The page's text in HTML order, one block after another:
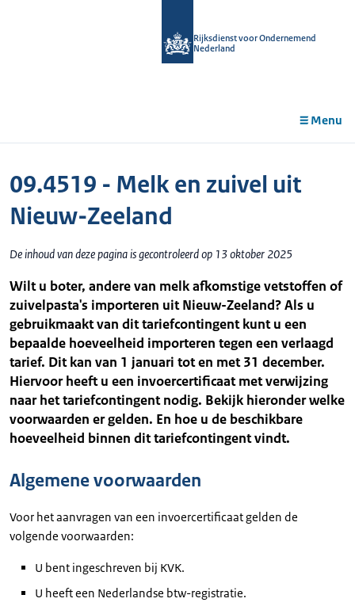
Rijksdienst voor Ondernemend
Nederland
Menu
09.4519 - Melk en zuivel uit
Nieuw-Zeeland
De inhoud van deze pagina is gecontroleerd op 13 oktober 2025
Wilt u boter, andere van melk afkomstige vetstoffen of
zuivelpasta's importeren uit Nieuw-Zeeland? Als u
gebruikmaakt van dit tariefcontingent kunt u een
bepaalde hoeveelheid importeren tegen een verlaagd
tarief. Dit kan van 1 januari tot en met 31 december.
Hiervoor heeft u een invoercertificaat met verwijzing
naar het tariefcontingent nodig. Bekijk hieronder welke
voorwaarden er gelden. En hoe u de beschikbare
hoeveelheid binnen dit tariefcontingent vindt.
Algemene voorwaarden
Voor het aanvragen van een invoercertificaat gelden de
volgende voorwaarden:
U bent ingeschreven bij KVK.
U heeft een Nederlandse btw-registratie.